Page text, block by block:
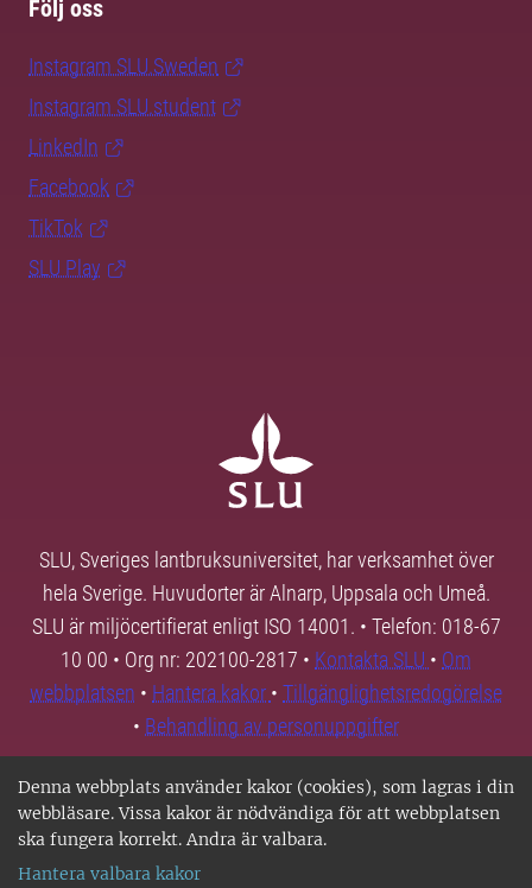
Denna webbplats använder kakor (cookies), som lagras i din
webbläsare. Vissa kakor är nödvändiga för att webbplatsen
ska fungera korrekt. Andra är valbara.
Hantera valbara kakor
Följ oss
Instagram SLU.Sweden
Instagram SLU.student
LinkedIn
Facebook
TikTok
SLU Play
SLU, Sveriges lantbruksuniversitet, har verksamhet över
hela Sverige. Huvudorter är Alnarp, Uppsala och Umeå.
SLU är miljöcertifierat enligt ISO 14001. • Telefon: 018-67
10 00 • Org nr: 202100-2817 • Kontakta SLU • Om
webbplatsen • Hantera kakor • Tillgänglighetsredogörelse
• Behandling av personuppgifter